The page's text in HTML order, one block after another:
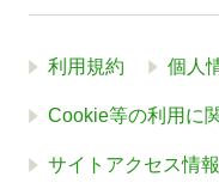
利用規約 個人
Cookie等の利用に
サイトアクセス情